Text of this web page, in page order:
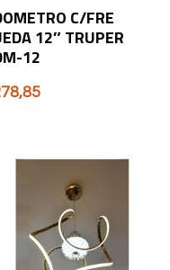
C/FRE
12″ TRUPER
12